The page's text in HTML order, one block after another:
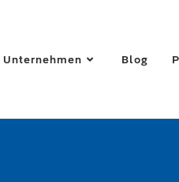
Unternehmen Blog